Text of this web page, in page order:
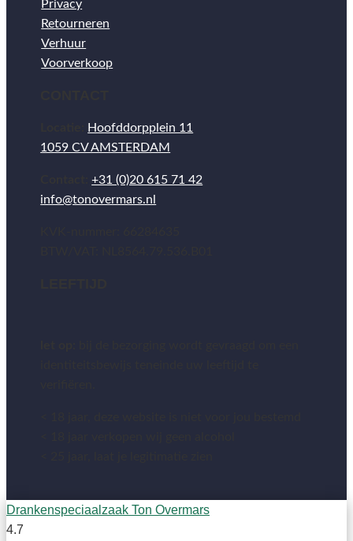
Privacy
Retourneren
Verhuur
Voorverkoop
Hoofddorpplein 11
1059 CV AMSTERDAM
+31 (0)20 615 71 42
info@tonovermars.nl
Drankenspeciaalzaak Ton Overmars
4.7